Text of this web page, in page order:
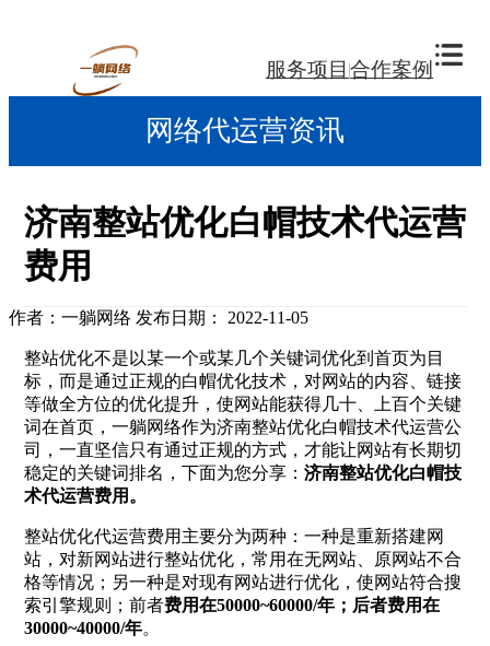
服务项目 合作案例
网络代运营资讯
济南整站优化白帽技术代运营
费用
作者：一躺网络 发布日期： 2022-11-05
整站优化不是以某一个或某几个关键词优化到首页为目
标，而是通过正规的白帽优化技术，对网站的内容、链接
等做全方位的优化提升，使网站能获得几十、上百个关键
词在首页，一躺网络作为济南整站优化白帽技术代运营公
司，一直坚信只有通过正规的方式，才能让网站有长期切
稳定的关键词排名，下面为您分享： 济南整站优化白帽技
术代运营费用。
整站优化代运营费用主要分为两种：一种是重新搭建网
站，对新网站进行整站优化，常用在无网站、原网站不合
格等情况；另一种是对现有网站进行优化，使网站符合搜
索引擎规则；前者费用在50000~60000/年；后者费用在
30000~40000/年。